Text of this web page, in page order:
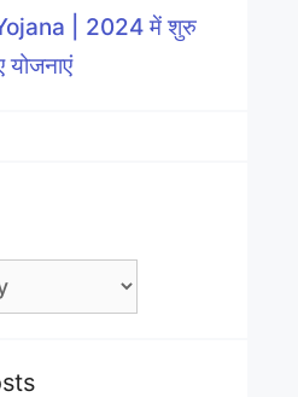
| 2024 में शुरु
योजनाएं